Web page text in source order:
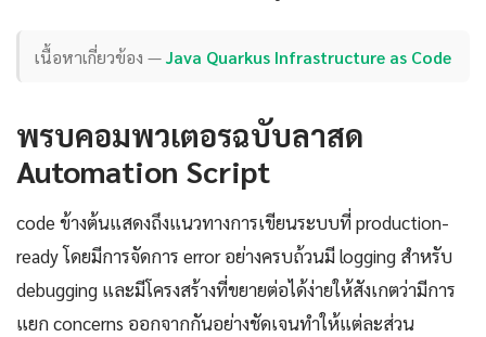
เนื้อหาเกี่ยวข้อง —Java Quarkus Infrastructure as Code
พรบคอมพวเตอรฉบับลาสด
Automation Script
code ข้างต้นแสดงถึงแนวทางการเขียนระบบที่ production-
ready โดยมีการจัดการ error อย่างครบถ้วนมี logging สำหรับ
debugging และมีโครงสร้างที่ขยายต่อได้ง่ายให้สังเกตว่ามีการ
แยก concerns ออกจากกันอย่างชัดเจนทำให้แต่ละส่วน